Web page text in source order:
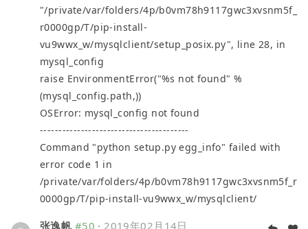
"/private/var/folders/4p/b0vm78h9117gwc3xvsnm5f_
r0000gp/T/pip-install-
vu9wwx_w/mysqlclient/setup_posix.py", line 28, in
mysql_config
raise EnvironmentError("%s not found" %
(mysql_config.path,))
OSError: mysql_config not found
----------------------------------------
Command "python setup.py egg_info" failed with
error code 1 in
/private/var/folders/4p/b0vm78h9117gwc3xvsnm5f_r
0000gp/T/pip-install-vu9wwx_w/mysqlclient/
张逸帆 #50 · 2019年02月14日